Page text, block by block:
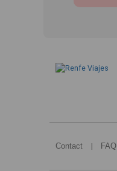
Contact | FAQ